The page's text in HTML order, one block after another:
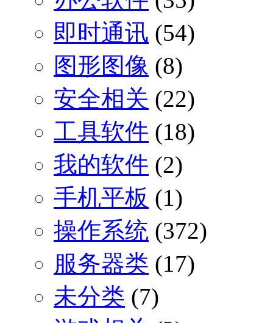
即时通讯 (54)
图形图像 (8)
安全相关 (22)
工具软件 (18)
我的软件 (2)
手机平板 (1)
操作系统 (372)
服务器类 (17)
未分类 (7)